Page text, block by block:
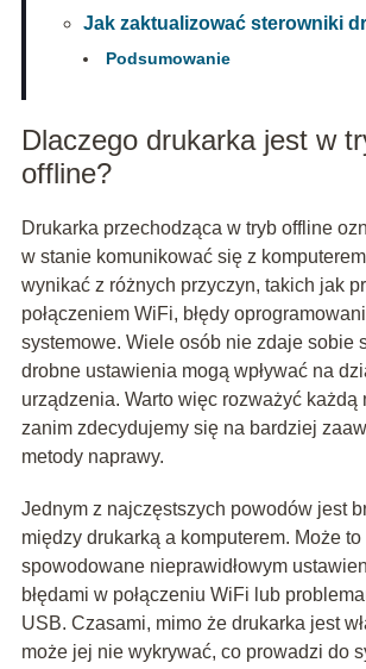
Jak zaktualizować sterowniki
Podsumowanie
Dlaczego drukarka jest w
offline?
Drukarka przechodząca w tryb offline
w stanie komunikować się z
wynikać z różnych przyczyn, takich jak
połączeniem WiFi, błędy
systemowe. Wiele osób nie zdaje sobie
drobne ustawienia mogą wpływać na
urządzenia. Warto więc rozważyć każdą
zanim zdecydujemy się na bardziej
metody naprawy.
Jednym z najczęstszych powodów jest
między drukarką a komputerem. Może to
spowodowane nieprawidłowym
błędami w połączeniu WiFi lub
USB. Czasami, mimo że drukarka jest
może jej nie wykrywać, co prowadzi do